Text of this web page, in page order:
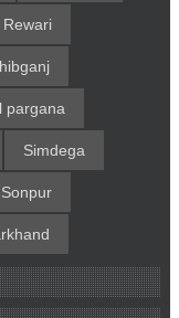
Rewari
pargana
Simdega
Sonpur